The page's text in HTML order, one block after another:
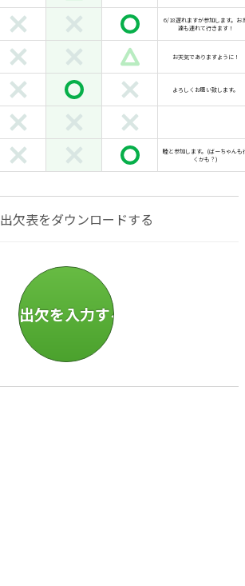
6/18遅れますが参加します。お
達も連れて行きます！
お天気でありますように！
よろしくお願い致します。
睦と参加します。(ばーちゃんも
くかも？)
出欠表をダウンロードする